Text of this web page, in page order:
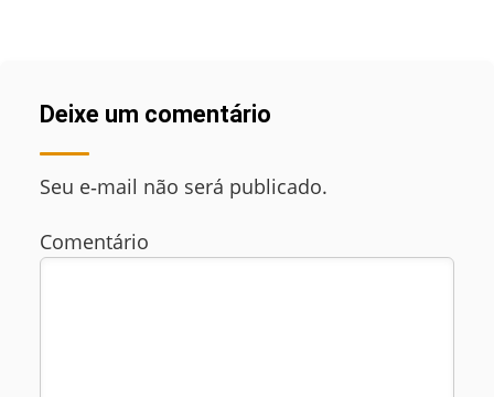
Deixe um comentário
Seu e‑mail não será publicado.
Comentário